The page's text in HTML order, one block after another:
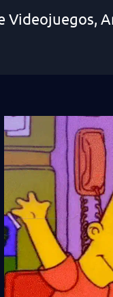
Videojuegos,